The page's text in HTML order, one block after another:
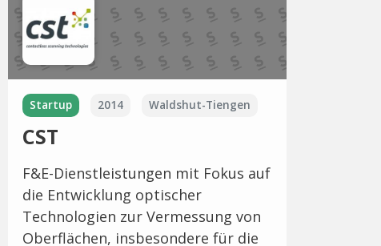
Startup 2014 Waldshut-Tiengen
CST
F&E-Dienstleistungen mit Fokus auf
die Entwicklung optischer
Technologien zur Vermessung von
Oberflächen, insbesondere für die